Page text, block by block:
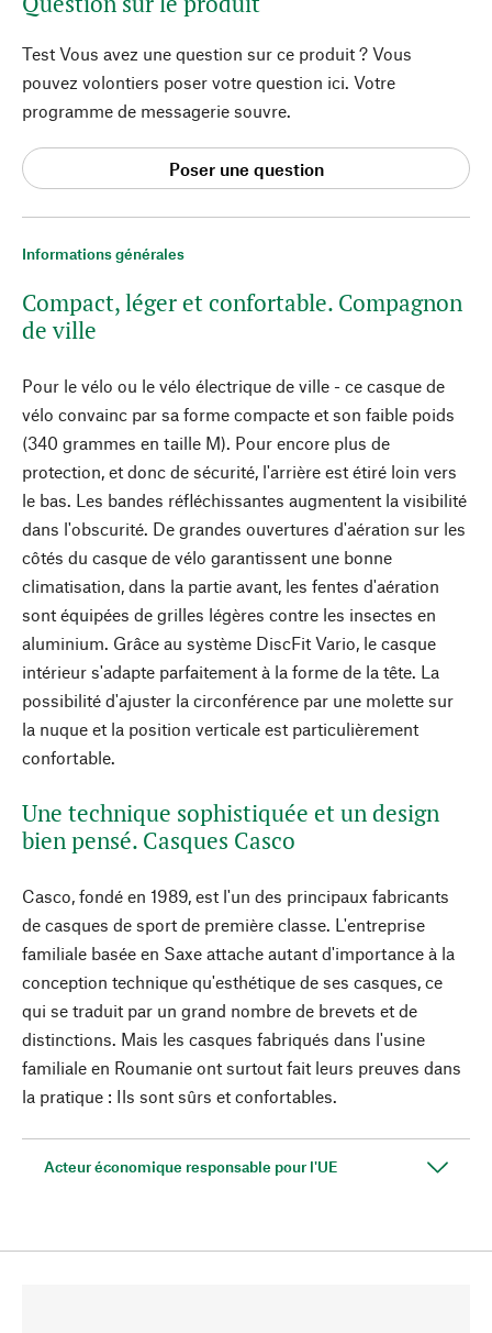
Informations générales
Compact, léger et confortable. Compagnon
de ville
Pour le vélo ou le vélo électrique de ville - ce casque de
vélo convainc par sa forme compacte et son faible poids
(340 grammes en taille M). Pour encore plus de
protection, et donc de sécurité, l'arrière est étiré loin vers
le bas. Les bandes réfléchissantes augmentent la visibilité
dans l'obscurité. De grandes ouvertures d'aération sur les
côtés du casque de vélo garantissent une bonne
climatisation, dans la partie avant, les fentes d'aération
sont équipées de grilles légères contre les insectes en
aluminium. Grâce au système DiscFit Vario, le casque
intérieur s'adapte parfaitement à la forme de la tête. La
possibilité d'ajuster la circonférence par une molette sur
la nuque et la position verticale est particulièrement
confortable.
Une technique sophistiquée et un design
bien pensé. Casques Casco
Casco, fondé en 1989, est l'un des principaux fabricants
de casques de sport de première classe. L'entreprise
familiale basée en Saxe attache autant d'importance à la
conception technique qu'esthétique de ses casques, ce
qui se traduit par un grand nombre de brevets et de
distinctions. Mais les casques fabriqués dans l'usine
familiale en Roumanie ont surtout fait leurs preuves dans
la pratique : Ils sont sûrs et confortables.
Acteur économique responsable pour l'UE
Test Vous avez une question sur ce produit ? Vous
pouvez volontiers poser votre question ici. Votre
programme de messagerie souvre.
Poser une question